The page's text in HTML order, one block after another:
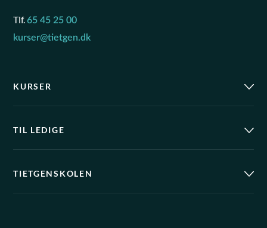
Tlf.65 45 25 00
kurser@tietgen.dk
KURSER
TIL LEDIGE
TIETGENSKOLEN